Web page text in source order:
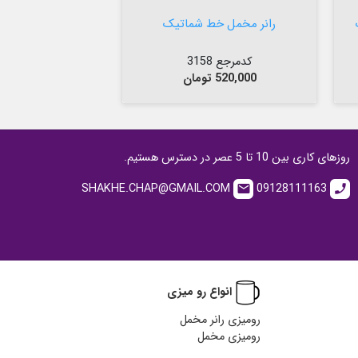
رانر مخمل خط شماتیک
کدمرجع 3158
قیمت
520,000 تومان
روزهای کاری بین 10 تا 5 عصر در دسترس هستیم.
call
09128111163
email
انواع رو میزی
رومیزی رانر مخمل
رومیزی مخمل